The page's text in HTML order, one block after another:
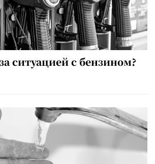
ситуацией с бензином?